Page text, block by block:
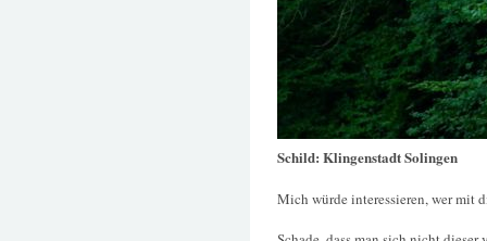
Schild: Klingenstadt Solingen
Mich würde interessieren, wer mit